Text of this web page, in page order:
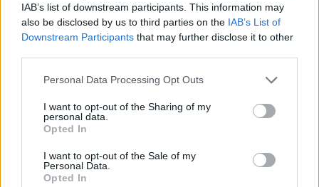
IAB’s list of downstream participants. This information may
also be disclosed by us to third parties on the IAB’s List of
Downstream Participants that may further disclose it to other
Please note that this website/app uses one or more Google
not limited to your visit or usage behaviour. You may click to
grant or deny consent to Google and its third-party tags to
use your data for below specified purposes in below Google
consent section.
Personal Data Processing Opt Outs
I want to opt-out of the Sharing of my
personal data.
Opted In
I want to opt-out of the Sale of my
Personal Data.
Opted In
Νόμος συνδέει την IP του σπιτιού σου με το ΑΦΜ:
Αντιμέτωποι με πρόστιμα οι χρήστες πειρατικού περιεχομένου
καθώς με εισαγγελική εντολή θα υπάρχει ταυτοποίηση του
ΑΦΜ με το IP του χρήστη.
31.03.2025 09:30